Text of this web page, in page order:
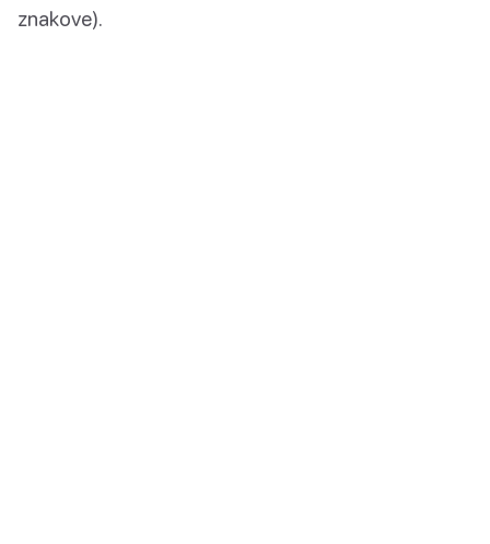
znakove).